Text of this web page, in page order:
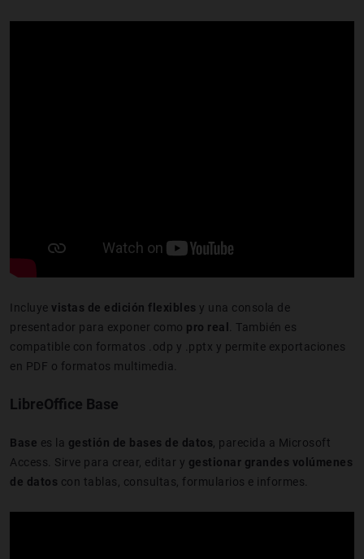
Incluye vistas de edición flexibles y una consola de
presentador para exponer como pro real
. También es
compatible con formatos .odp y .pptx y permite exportaciones
en PDF o formatos multimedia.
LibreOffice Base
Base es la gestión de bases de datos , parecida a Microsoft
Access. Sirve para crear, editar y gestionar grandes volúmenes
de datos con tablas, consultas, formularios e informes.